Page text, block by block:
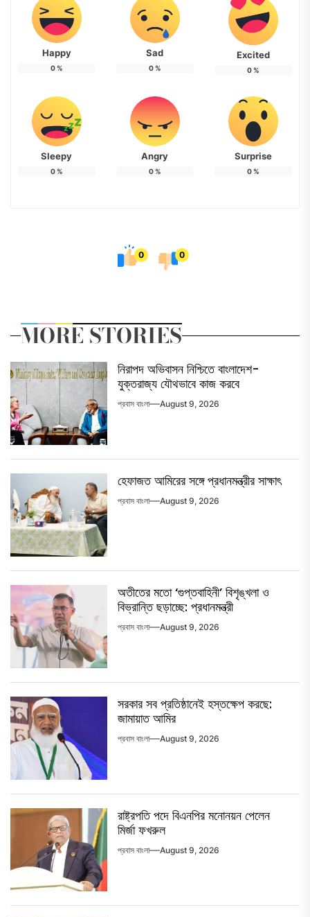
Happy
0%
Sad
0%
Excited
0%
Sleepy
0%
Angry
0%
Surprise
0%
0 0
MORE STORIES
নিরাপদ অভিবাসন নিশ্চিতে বাংলাদেশ-
যুক্তরাজ্য যৌথভাবে কাজ করবে
প্রবাস বাংলা August 9, 2026
হেফাজত আমিরের সঙ্গে প্রধানমন্ত্রীর সাক্ষাৎ
প্রবাস বাংলা August 9, 2026
অতীতের মতো ‘গুপ্তবাহিনী’ বিশৃঙ্খলা ও
বিভ্রান্তি ছড়াচ্ছে: প্রধানমন্ত্রী
প্রবাস বাংলা August 9, 2026
সরকার সব প্রতিষ্ঠানেই হস্তক্ষেপ করছে:
জামায়াত আমির
প্রবাস বাংলা August 9, 2026
রাষ্ট্রপতি পদে বিএনপির মনোনয়ন পেলেন
মির্জা ফখরুল
প্রবাস বাংলা August 9, 2026